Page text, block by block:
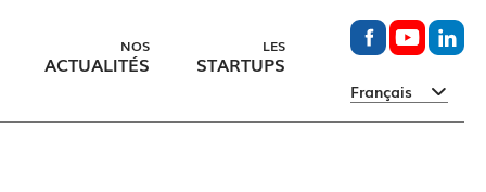
NOS
ACTUALITÉS
LES
STARTUPS
Français